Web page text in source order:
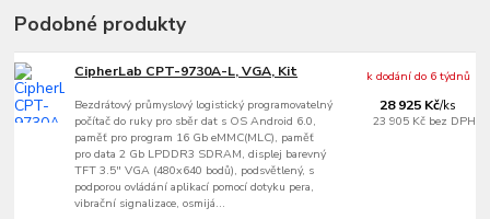
Podobné produkty
CipherLab CPT-9730A-L, VGA, Kit
Bezdrátový průmyslový logistický programovatelný
počítač do ruky pro sběr dat s OS Android 6.0,
paměť pro program 16 Gb eMMC(MLC), paměť
pro data 2 Gb LPDDR3 SDRAM, displej barevný
TFT 3.5" VGA (480x640 bodů), podsvětlený, s
podporou ovládání aplikací pomocí dotyku pera,
vibrační signalizace, osmijá...
28 925 Kč/ks
23 905 Kč bez DPH
k dodání do 6 týdnů